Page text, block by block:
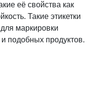
её свойства как
Такие этикетки
маркировки
подобных продуктов.